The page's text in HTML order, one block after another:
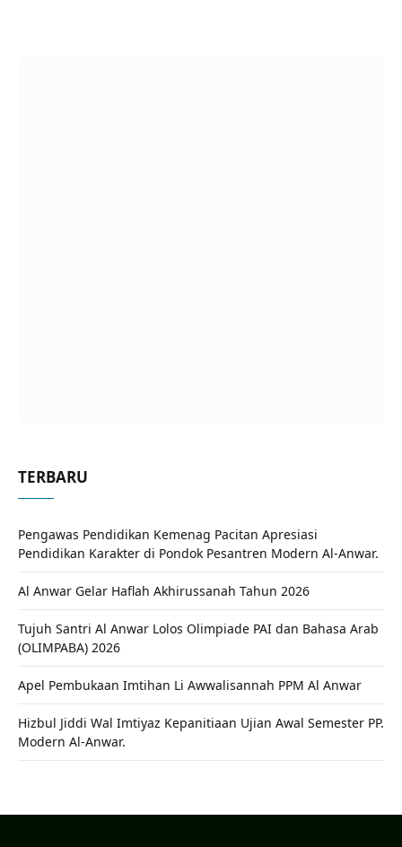
TERBARU
Pengawas Pendidikan Kemenag Pacitan Apresiasi
Pendidikan Karakter di Pondok Pesantren Modern Al-Anwar.
Al Anwar Gelar Haflah Akhirussanah Tahun 2026
Tujuh Santri Al Anwar Lolos Olimpiade PAI dan Bahasa Arab
(OLIMPABA) 2026
Apel Pembukaan Imtihan Li Awwalisannah PPM Al Anwar
Hizbul Jiddi Wal Imtiyaz Kepanitiaan Ujian Awal Semester PP.
Modern Al-Anwar.